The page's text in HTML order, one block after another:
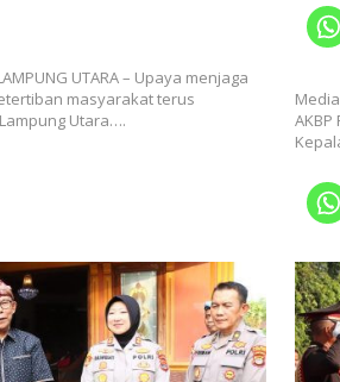
UTARA – Upaya menjaga
masyarakat terus
Utara….